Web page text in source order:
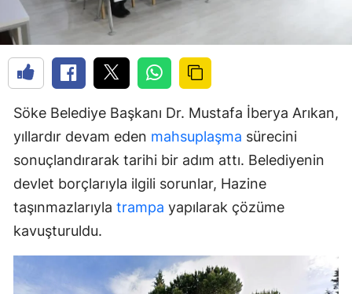
Söke Belediye Başkanı Dr. Mustafa İberya Arıkan,
yıllardır devam eden mahsuplaşma sürecini
sonuçlandırarak tarihi bir adım attı. Belediyenin
devlet borçlarıyla ilgili sorunlar, Hazine
taşınmazlarıyla trampa yapılarak çözüme
kavuşturuldu.